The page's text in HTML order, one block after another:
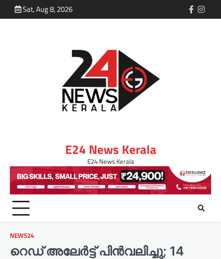
Sat, Aug 8, 2026
E24 News Kerala
E24 News Kerala
NEWS24
റെഡ് അലേർട്ട് പിൻവലിച്ചു; 14